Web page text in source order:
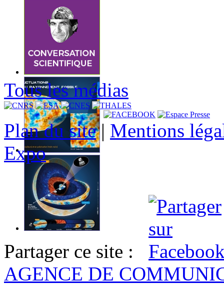
Tous les médias
Plan du site| Mentions
Expo
Partager ce site :
AGENCE DE